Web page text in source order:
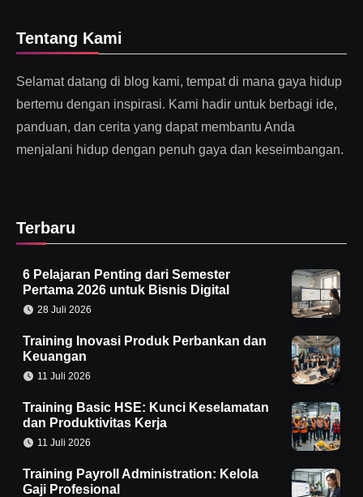
Tentang Kami
Selamat datang di blog kami, tempat di mana gaya hidup
bertemu dengan inspirasi. Kami hadir untuk berbagi ide,
panduan, dan cerita yang dapat membantu Anda
menjalani hidup dengan penuh gaya dan keseimbangan.
Terbaru
6 Pelajaran Penting dari Semester
Pertama 2026 untuk Bisnis Digital
28 Juli 2026
Training Inovasi Produk Perbankan dan
Keuangan
11 Juli 2026
Training Basic HSE: Kunci Keselamatan
dan Produktivitas Kerja
11 Juli 2026
Training Payroll Administration: Kelola
Gaji Profesional